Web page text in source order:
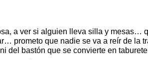
a ver si alguien lleva silla y mesas…
prometo que nadie se va a reír de la
del bastón que se convierte en